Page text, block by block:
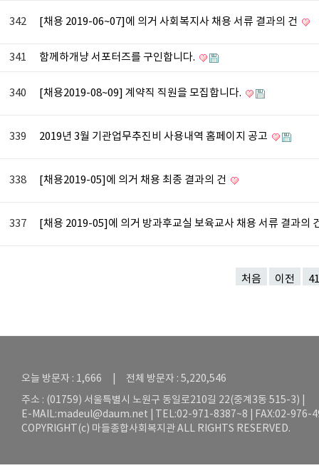
342 [채용 2019-06~07]에 의거 사회복지사 채용 서류 결과의 건
341 함께하개냥 서포터즈를 구인합니다.
340 [채용2019-08~09] 계약직 직원을 모집합니다.
339 2019년 3월 기관업무추진비 사용내역 홈페이지 공고
338 [채용2019-05]에 의거 채용 최종 결과의 건
337 [채용 2019-05]에 의거 방과후교실 보육교사 채용 서류 결과의
처음 이전 41
오늘 방문자 : 1,666 | 전체 방문자 : 5,220,546
주소 : (01759) 서울특별시 노원구 동일로210길 22(중계3동 515-3) |
E-MAIL:madeul@daum.net | TEL:02-971-8387~8 | FAX:02-976-
COPYRIGHT(c) 마들종합사회복지관 ALL RIGHTS RESERVED.